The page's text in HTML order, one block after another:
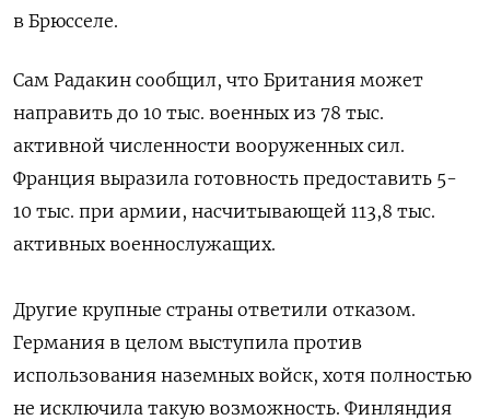
в Брюсселе.
Сам Радакин сообщил, что Британия может
направить до 10 тыс. военных из 78 тыс.
активной численности вооруженных сил.
Франция выразила готовность предоставить 5-
10 тыс. при армии, насчитывающей 113,8 тыс.
активных военнослужащих.
Другие крупные страны ответили отказом.
Германия в целом выступила против
использования наземных войск, хотя полностью
не исключила такую возможность. Финляндия